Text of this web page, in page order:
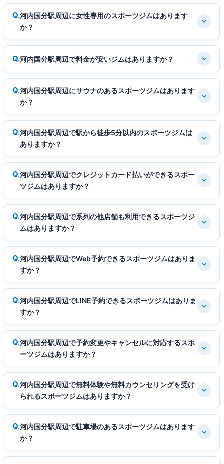
河内国分駅周辺に女性専用のスポーツジムはあります
か？
河内国分駅周辺で料金が安いジムはありますか？
河内国分駅周辺にサウナのあるスポーツジムはあります
か？
河内国分駅周辺で駅から徒歩5分以内のスポーツジムは
ありますか？
河内国分駅周辺でクレジットカード払いができるスポー
ツジムはありますか？
河内国分駅周辺で系列の他店舗も利用できるスポーツジ
ムはありますか？
河内国分駅周辺でWeb予約できるスポーツジムはありま
すか？
河内国分駅周辺でLINE予約できるスポーツジムはありま
すか？
河内国分駅周辺で予約変更やキャンセルに対応するスポ
ーツジムはありますか？
河内国分駅周辺で無料体験や無料カウンセリングを受け
られるスポーツジムはありますか？
河内国分駅周辺で駐車場のあるスポーツジムはあります
か？